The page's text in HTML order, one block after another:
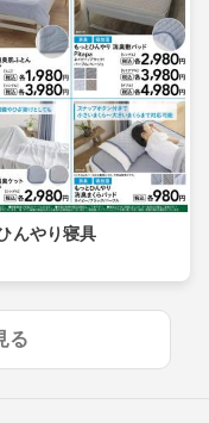
んやり寝具
る